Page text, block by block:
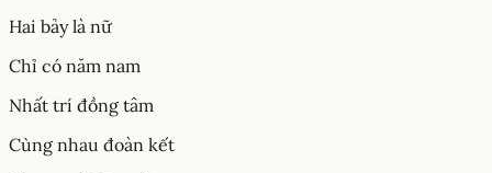
Hai bảy là nữ
Chỉ có năm nam
Nhất trí đồng tâm
Cùng nhau đoàn kết